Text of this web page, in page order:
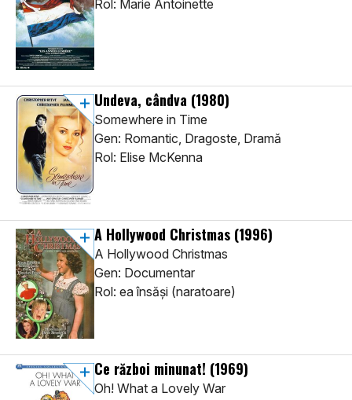
Rol: Marie Antoinette
Undeva, cândva (1980)
Somewhere in Time
Gen: Romantic, Dragoste, Dramă
Rol: Elise McKenna
A Hollywood Christmas (1996)
A Hollywood Christmas
Gen: Documentar
Rol: ea însăși (naratoare)
Ce război minunat! (1969)
Oh! What a Lovely War